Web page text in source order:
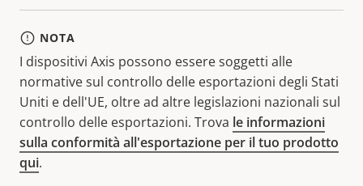
NOTA
I dispositivi Axis possono essere soggetti alle
normative sul controllo delle esportazioni degli Stati
Uniti e dell'UE, oltre ad altre legislazioni nazionali sul
controllo delle esportazioni. Trova le informazioni
sulla conformità all'esportazione per il tuo prodotto
qui.